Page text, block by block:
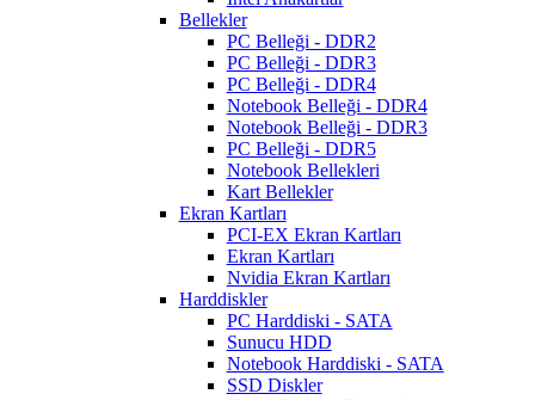
Bellekler
PC Belleği - DDR2
PC Belleği - DDR3
PC Belleği - DDR4
Notebook Belleği - DDR4
Notebook Belleği - DDR3
PC Belleği - DDR5
Notebook Bellekleri
Kart Bellekler
Ekran Kartları
PCI-EX Ekran Kartları
Ekran Kartları
Nvidia Ekran Kartları
Harddiskler
PC Harddiski - SATA
Sunucu HDD
Notebook Harddiski - SATA
SSD Diskler